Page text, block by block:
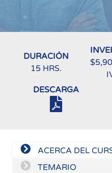
DURACIÓN
15 HRS.
DESCARGA
ACERCA DEL
TEMARIO